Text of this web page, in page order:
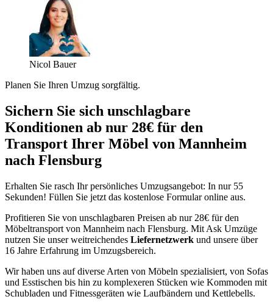
Nicol Bauer
Planen Sie Ihren Umzug sorgfältig.
Sichern Sie sich unschlagbare
Konditionen ab nur 28€ für den
Transport Ihrer Möbel von Mannheim
nach Flensburg
Erhalten Sie rasch Ihr persönliches Umzugsangebot: In nur 55
Sekunden! Füllen Sie jetzt das kostenlose Formular online aus.
Profitieren Sie von unschlagbaren Preisen ab nur 28€ für den
Möbeltransport von Mannheim nach Flensburg. Mit Ask Umzüge
nutzen Sie unser weitreichendes Liefernetzwerk und unsere über
16 Jahre Erfahrung im Umzugsbereich.
Wir haben uns auf diverse Arten von Möbeln spezialisiert, von Sofas
und Esstischen bis hin zu komplexeren Stücken wie Kommoden mit
Schubladen und Fitnessgeräten wie Laufbändern und Kettlebells.